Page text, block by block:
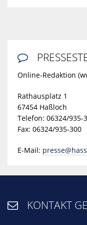

Online-Redaktion
Rathausplatz 1
67454 Haßloch
Telefon: 06324/935-
Fax: 06324/935-300
E-Mail:
 KONTAKT